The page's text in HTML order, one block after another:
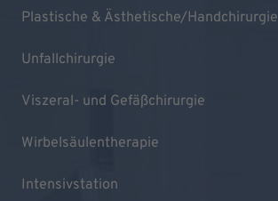
Plastische & Ästhetische/Handchirurgie
Unfallchirurgie
Viszeral- und Gefäßchirurgie
Wirbelsäulentherapie
Intensivstation